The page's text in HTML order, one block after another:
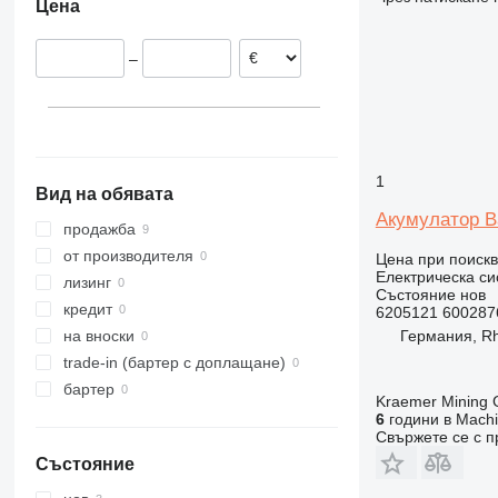
319
325
326
329
330
336
340
345
349
375
390
A924
A932
L 576
L 580
R920
R922
R934
R936
R942
R944
R946
R954
R964
R974
Цена
–
Вид на обявата
продажба
от производителя
лизинг
кредит
на вноски
trade-in (бартер с доплащане)
бартер
Състояние
1
Акумулатор
Цена при
Електрическа
Състояниенов
6205121
Германия,
Kraemer Mining
6години в
Свържете се с